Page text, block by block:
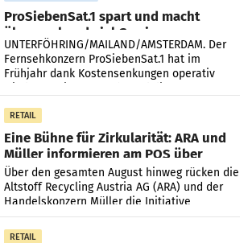
ProSiebenSat.1 spart und macht
überraschend viel Gewinn
UNTERFÖHRING/MAILAND/AMSTERDAM. Der
Fernsehkonzern ProSiebenSat.1 hat im
Frühjahr dank Kostensenkungen operativ
RETAIL
Eine Bühne für Zirkularität: ARA und
Müller informieren am POS über
Kreislauffähigkeit
Über den gesamten August hinweg rücken die
Altstoff Recycling Austria AG (ARA) und der
Handelskonzern Müller die Initiative
„Kreislauf-Helden“ in allen österreichischen
Müller-Filialen
RETAIL